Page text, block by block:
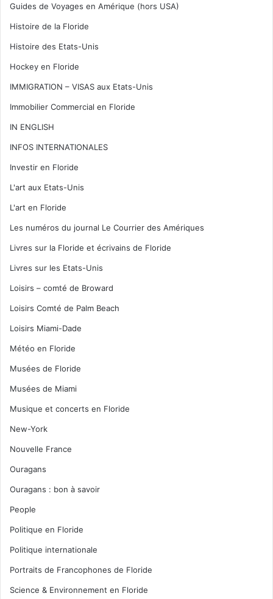
Guides de Voyages en Amérique (hors USA)
Histoire de la Floride
Histoire des Etats-Unis
Hockey en Floride
IMMIGRATION – VISAS aux Etats-Unis
Immobilier Commercial en Floride
IN ENGLISH
INFOS INTERNATIONALES
Investir en Floride
L'art aux Etats-Unis
L'art en Floride
Les numéros du journal Le Courrier des Amériques
Livres sur la Floride et écrivains de Floride
Livres sur les Etats-Unis
Loisirs – comté de Broward
Loisirs Comté de Palm Beach
Loisirs Miami-Dade
Météo en Floride
Musées de Floride
Musées de Miami
Musique et concerts en Floride
New-York
Nouvelle France
Ouragans
Ouragans : bon à savoir
People
Politique en Floride
Politique internationale
Portraits de Francophones de Floride
Science & Environnement en Floride